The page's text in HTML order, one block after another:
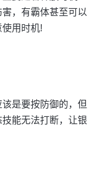
，有霸体甚至可以
用时机!
是要按防御的，但
能无法打断，让银